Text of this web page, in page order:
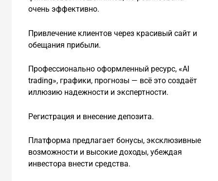
очень эффективно.
Привлечение клиентов через красивый сайт и
обещания прибыли.
Профессионально оформленный ресурс, «AI
trading», графики, прогнозы — всё это создаёт
иллюзию надежности и экспертности.
Регистрация и внесение депозита.
Платформа предлагает бонусы, эксклюзивные
возможности и высокие доходы, убеждая
инвестора внести средства.